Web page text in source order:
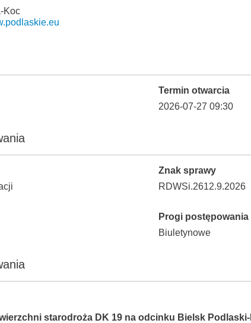
Koc
Termin otwarcia
2026-07-27 09:30
Znak sprawy
RDWSi.2612.9.2026
Progi postępowania
Biuletynowe
starodroża DK 19 na odcinku Bielsk